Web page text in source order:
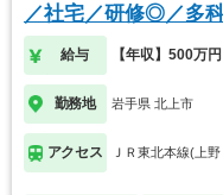
／社宅／研修◎／多
給与 【年収】500万
勤務地 岩手県 北上市
アクセス ＪＲ東北本線(上